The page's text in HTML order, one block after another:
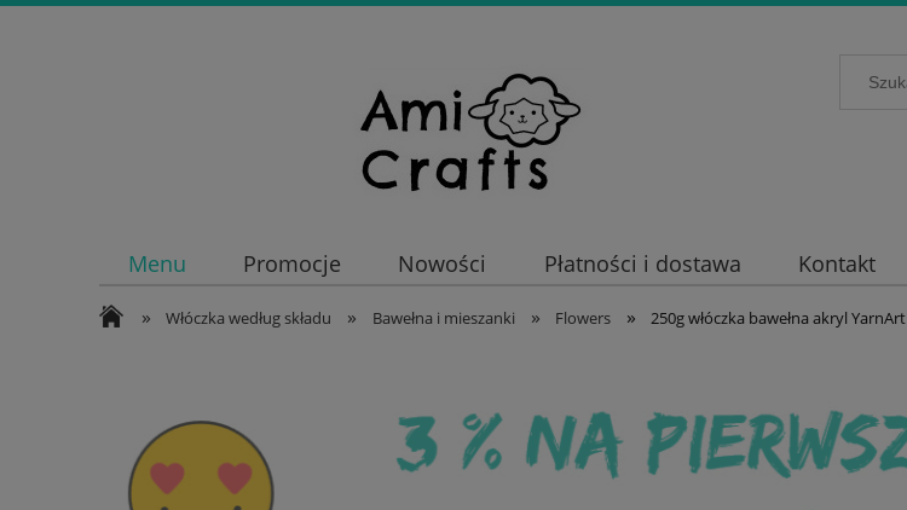
Menu Promocje Nowości Płatności i dostawa Kontakt
» Włóczka według składu » Bawełna i mieszanki » Flowers » 250g włóczka bawełna akryl